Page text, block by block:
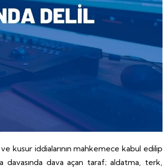
kusur iddialarının mahkemece kabul edilip
dava açan taraf; aldatma, terk,